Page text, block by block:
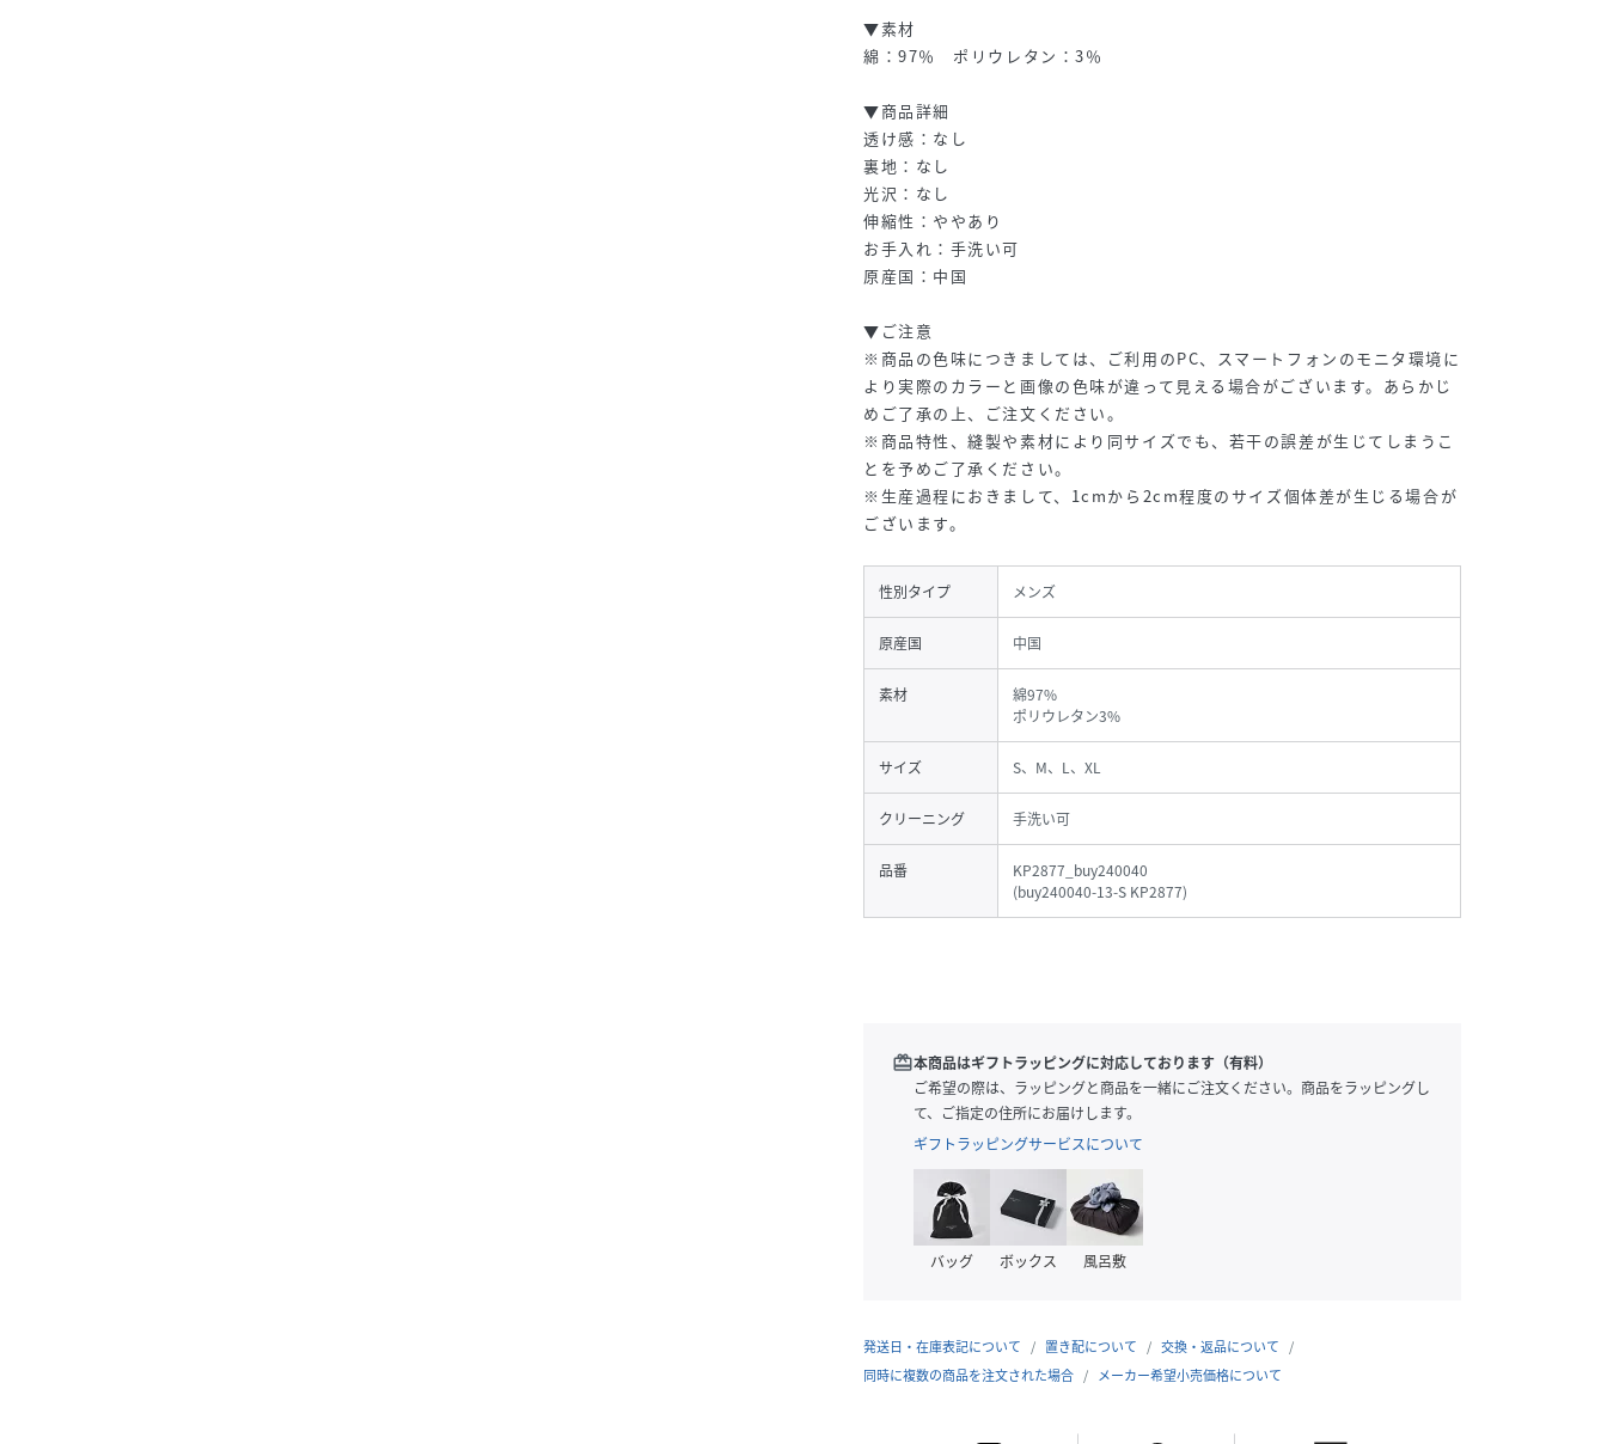
▼素材
綿：97％ ポリウレタン：3％
▼商品詳細
透け感：なし
裏地：なし
光沢：なし
伸縮性：ややあり
お手入れ：手洗い可
原産国：中国
▼ご注意
※商品の色味につきましては、ご利用のPC、スマートフォンのモニタ環境に
より実際のカラーと画像の色味が違って見える場合がございます。あらかじ
めご了承の上、ご注文ください。
※商品特性、縫製や素材により同サイズでも、若干の誤差が生じてしまうこ
とを予めご了承ください。
※生産過程におきまして、1cmから2cm程度のサイズ個体差が生じる場合が
ございます。
性別タイプ メンズ
原産国 中国
素材
綿97%
ポリウレタン3%
サイズ S、M、L、XL
クリーニング 手洗い可
品番
KP2877_buy240040
(buy240040-13-S KP2877)
redeem本商品はギフトラッピングに対応しております（有料）
ご希望の際は、ラッピングと商品を一緒にご注文ください。商品をラッピングし
て、ご指定の住所にお届けします。
ギフトラッピングサービスについて
バッグ ボックス 風呂敷
発送日・在庫表記について 置き配について
交換・返品について
同時に複数の商品を注文された場合
メーカー希望小売価格について